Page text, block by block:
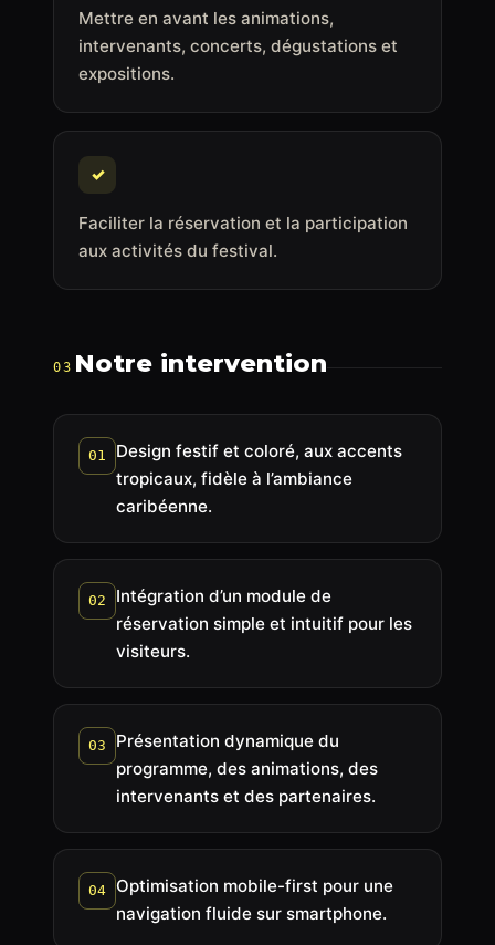
Mettre en avant les animations,
intervenants, concerts, dégustations et
expositions.
✓
Faciliter la réservation et la participation
aux activités du festival.
03 Notre intervention
01
Design festif et coloré, aux accents
tropicaux, fidèle à l’ambiance
caribéenne.
02
Intégration d’un module de
réservation simple et intuitif pour les
visiteurs.
03
Présentation dynamique du
programme, des animations, des
intervenants et des partenaires.
04 Optimisation mobile-first pour une
navigation fluide sur smartphone.